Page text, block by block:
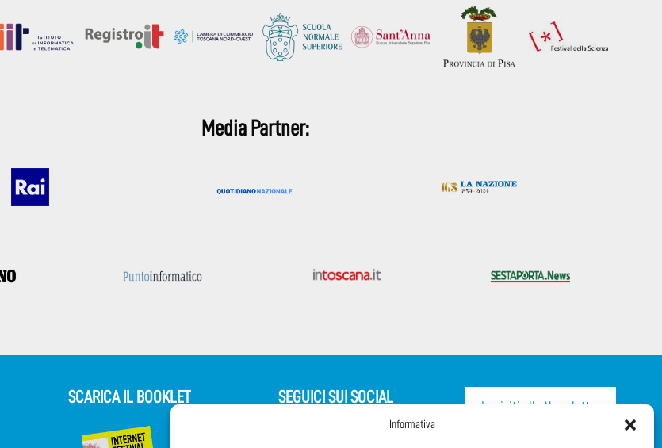
Informativa
Media Partner:
SCARICA IL BOOKLET SEGUICI SUI SOCIAL
Iscriviti alla Newsletter